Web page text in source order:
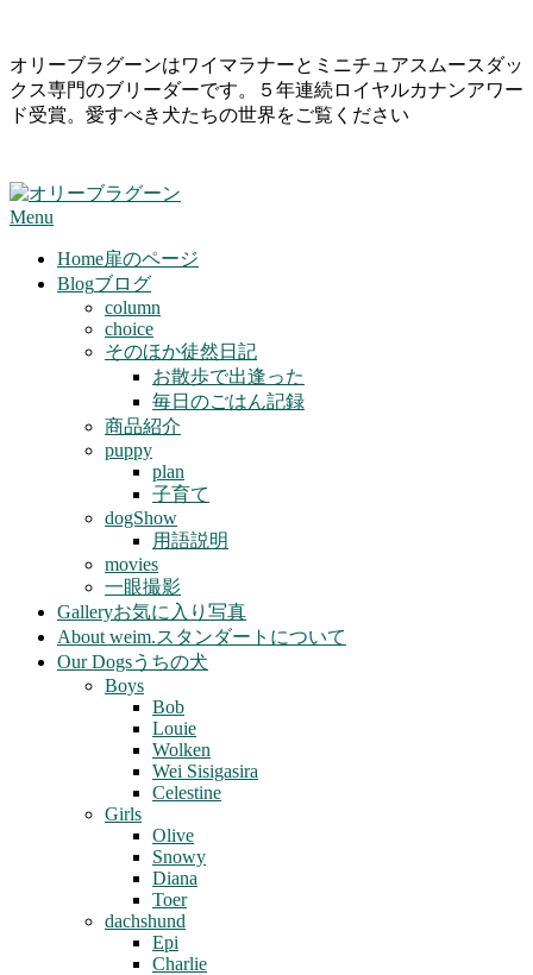
Skip
to
content
オリーブラグーンはワイマラナーとミニチュアスムースダッ
クス専門のブリーダーです。５年連続ロイヤルカナンアワー
ド受賞。愛すべき犬たちの世界をご覧ください
Primary
Menu
Menu
Home扉のページ
Blogブログ
column
choice
そのほか徒然日記
お散歩で出逢った
毎日のごはん記録
商品紹介
puppy
plan
子育て
dogShow
用語説明
movies
一眼撮影
Galleryお気に入り写真
About weim.スタンダートについて
Our Dogsうちの犬
Boys
Bob
Louie
Wolken
Wei Sisigasira
Celestine
Girls
Olive
Snowy
Diana
Toer
dachshund
Epi
Charlie